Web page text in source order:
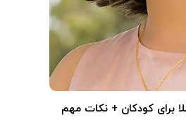
برای کودکان + نکات مهم